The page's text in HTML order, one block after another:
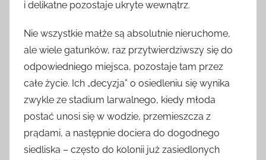
i delikatne pozostaje ukryte wewnątrz.
Nie wszystkie małże są absolutnie nieruchome,
ale wiele gatunków, raz przytwierdziwszy się do
odpowiedniego miejsca, pozostaje tam przez
całe życie. Ich „decyzja” o osiedleniu się wynika
zwykle ze stadium larwalnego, kiedy młoda
postać unosi się w wodzie, przemieszcza z
prądami, a następnie dociera do dogodnego
siedliska – często do kolonii już zasiedlonych